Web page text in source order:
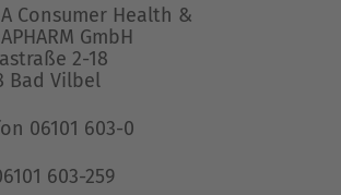
Consumer Health &
GmbH
2-18
Bad Vilbel
06101 603-0
603-259